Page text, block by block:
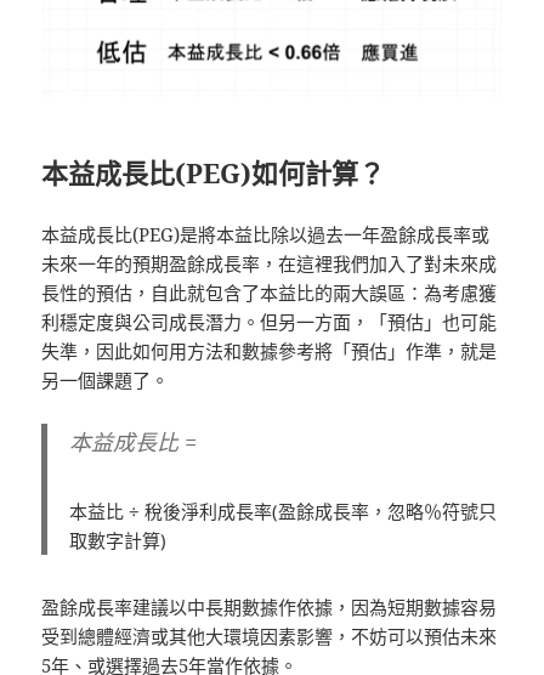
本益成長比(PEG)如何計算？
本益成長比(PEG)是將本益比除以過去一年盈餘成長率或
未來一年的預期盈餘成長率，在這裡我們加入了對未來成
長性的預估，自此就包含了本益比的兩大誤區：為考慮獲
利穩定度與公司成長潛力。但另一方面，「預估」也可能
失準，因此如何用方法和數據參考將「預估」作準，就是
另一個課題了。
本益成長比 =
本益比 ÷ 稅後淨利成長率(盈餘成長率，忽略％符號只
取數字計算)
盈餘成長率建議以中長期數據作依據，因為短期數據容易
受到總體經濟或其他大環境因素影響，不妨可以預估未來
5年、或選擇過去5年當作依據。